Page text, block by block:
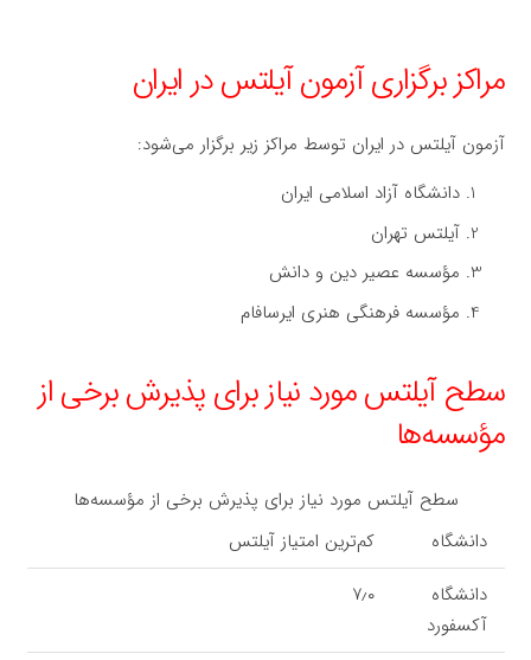
مراکز برگزاری آزمون آیلتس در ایران
آزمون آیلتس در ایران توسط مراکز زیر برگزار می‌شود:
دانشگاه آزاد اسلامی ایران
آیلتس تهران
مؤسسه عصیر دین و دانش
مؤسسه فرهنگی هنری ایرسافام
سطح آیلتس مورد نیاز برای پذیرش برخی از
مؤسسه‌ها
سطح آیلتس مورد نیاز برای پذیرش برخی از مؤسسه‌ها
دانشگاه
کم‌ترین امتیاز آیلتس
دانشگاه
آکسفورد
۷٫۰